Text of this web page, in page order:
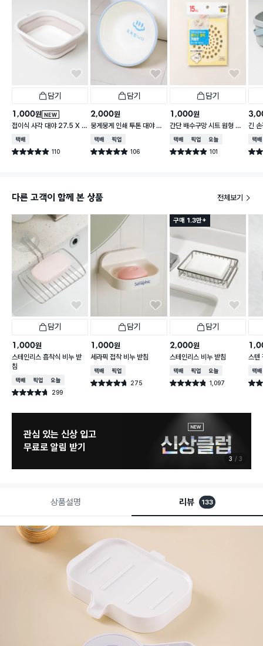
담기
NEW
1,000원
접이식 사각 대야 27.5 X 2
3 cm
택배배송
별점 4.9점 110
건 작성
담기
2,000원
뭉게뭉게 인쇄 투톤 대야 33
cm
택배배송매장픽업
별점 4.9점 106
건 작성
담기
1,000원
간단 배수구망 시트 원형 중
형 15매입
택배배송매장픽업오늘배송
별점 4.9점 101
건 작성
긴
택배
별점
다른 고객이 함께 본 상품 전체보기
담기
1,000원
스테인리스 흡착식 비누 받
침
택배배송매장픽업오늘배송
별점 4.7점 299
건 작성
담기
1,000원
세라픽 접착 비누 받침
택배배송매장픽업
별점 4.7점 275
건 작성
구매 1.3만+
담기
2,000원
스테인리스 비누 받침
택배배송매장픽업오늘배송
별점 4.8점 1,097
건 작성
스텐
택배
별점
관심 있는 신상 입고
무료로 알림 받기
3 3
상품설명 리뷰 133